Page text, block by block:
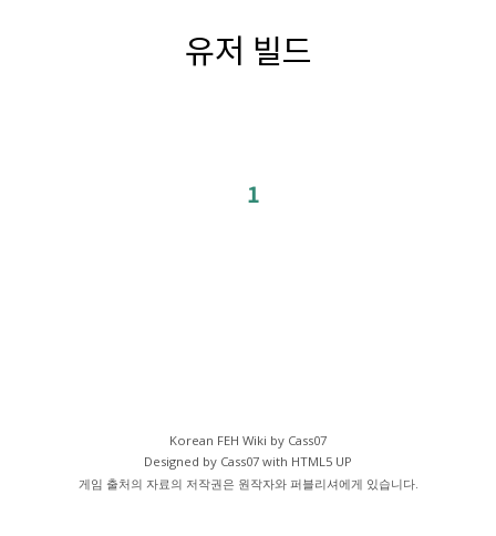
유저 빌드
1
Korean FEH Wiki by Cass07
Designed by Cass07 with HTML5 UP
게임 출처의 자료의 저작권은 원작자와 퍼블리셔에게 있습니다.